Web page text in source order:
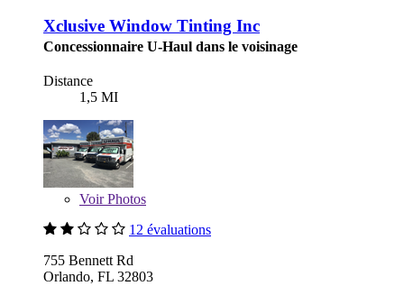
Xclusive Window Tinting Inc
Concessionnaire U-Haul dans le voisinage
Distance
1,5 MI
VoirPhotos
12 évaluations
755 Bennett Rd
Orlando, FL 32803